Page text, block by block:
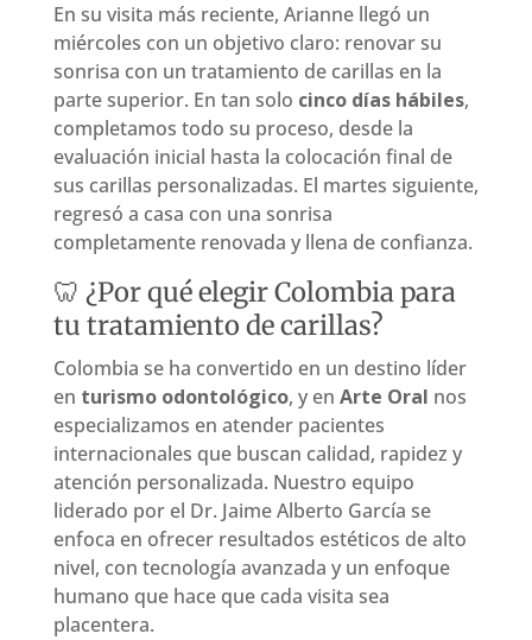
En su visita más reciente, Arianne llegó un
miércoles con un objetivo claro: renovar su
sonrisa con un tratamiento de carillas en la
parte superior. En tan solo cinco días hábiles,
completamos todo su proceso, desde la
evaluación inicial hasta la colocación final de
sus carillas personalizadas. El martes siguiente,
regresó a casa con una sonrisa
completamente renovada y llena de confianza.
🦷 ¿Por qué elegir Colombia para
tu tratamiento de carillas?
Colombia se ha convertido en un destino líder
en turismo odontológico, y en Arte Oral nos
especializamos en atender pacientes
internacionales que buscan calidad, rapidez y
atención personalizada. Nuestro equipo
liderado por el Dr. Jaime Alberto García se
enfoca en ofrecer resultados estéticos de alto
nivel, con tecnología avanzada y un enfoque
humano que hace que cada visita sea
placentera.